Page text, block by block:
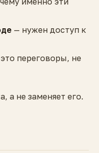
— нужен доступ к
переговоры, не
а не заменяет его.